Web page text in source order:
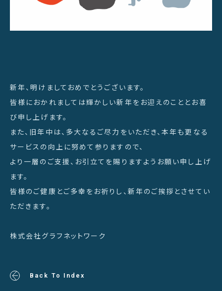
新年、明けましておめでとうございます。
皆様におかれましては輝かしい新年をお迎えのこととお喜
び申し上げます。
また、旧年中は、多大なるご尽力をいただき、本年も更なる
サービスの向上に努めて参りますので、
より一層のご支援、お引立てを賜りますようお願い申し上げ
ます。
皆様のご健康とご多幸をお祈りし、新年のご挨拶とさせてい
ただきます。
株式会社グラフネットワーク
Back To Index